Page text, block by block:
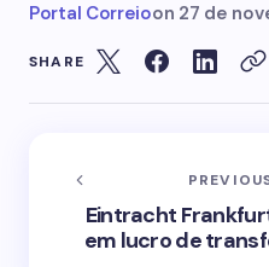
Portal Correioon 27 de
SHARE
Eintracht
em lucro de